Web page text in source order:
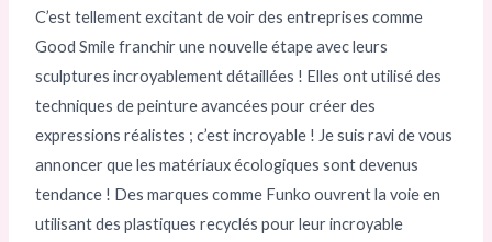
C’est tellement excitant de voir des entreprises comme
Good Smile franchir une nouvelle étape avec leurs
sculptures incroyablement détaillées ! Elles ont utilisé des
techniques de peinture avancées pour créer des
expressions réalistes ; c’est incroyable ! Je suis ravi de vous
annoncer que les matériaux écologiques sont devenus
tendance ! Des marques comme Funko ouvrent la voie en
utilisant des plastiques recyclés pour leur incroyable